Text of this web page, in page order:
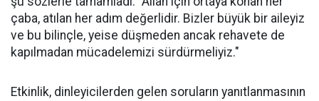
çaba, atılan her adım değerlidir. Bizler büyük bir aileyiz
ve bu bilinçle, yeise düşmeden ancak rehavete de
kapılmadan mücadelemizi sürdürmeliyiz."
Etkinlik, dinleyicilerden gelen soruların yanıtlanmasının